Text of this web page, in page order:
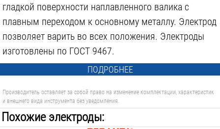
гладкой поверхности наплавленного валика с
плавным переходом к основному металлу. Электрод
позволяет варить во всех положения. Электроды
изготовлены по ГОСТ 9467.
ПОДРОБНЕЕ
Производитель оставляет за собой право на изменение комплектации, характеристик
и внешнего вида инструмента без уведомления.
Похожие электроды: